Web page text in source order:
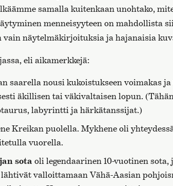
samalla kuitenkaan unohtako,
menneisyyteen on mahdollista
näytelmäkirjoituksia ja hajanaisia
eli aikamerkkejä:
saarella nousi kukoistukseen voimakas
äkillisen tai väkivaltaisen lopun.
labyrintti ja härkätanssijat.)
Kreikan puolella. Mykhene oli
vuorella.
sota oli legendaarinen 10-vuotinen sota,
valloittamaan Vähä-Aasian